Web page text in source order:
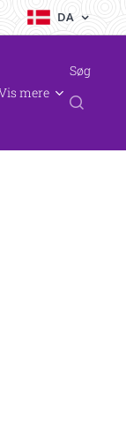
DA
mere
Søg